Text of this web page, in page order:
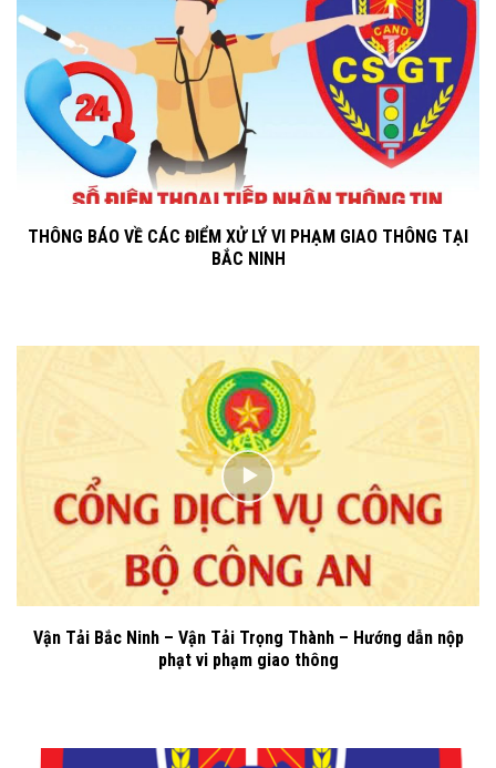
THÔNG BÁO VỀ CÁC ĐIỂM XỬ LÝ VI PHẠM GIAO THÔNG TẠI
BẮC NINH
Vận Tải Bắc Ninh – Vận Tải Trọng Thành – Hướng dẫn nộp
phạt vi phạm giao thông